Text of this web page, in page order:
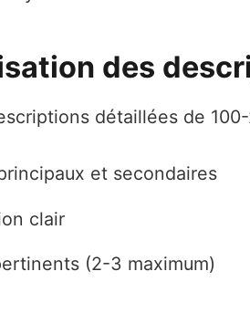
des
détaillées de
et secondaires
clair
(2-3 maximum)